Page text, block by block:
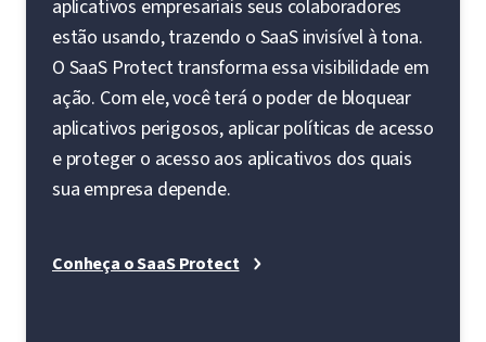
aplicativos empresariais seus colaboradores
estão usando, trazendo o SaaS invisível à tona.
O SaaS Protect transforma essa visibilidade em
ação. Com ele, você terá o poder de bloquear
aplicativos perigosos, aplicar políticas de acesso
e proteger o acesso aos aplicativos dos quais
sua empresa depende.
Conheça o SaaS Protect